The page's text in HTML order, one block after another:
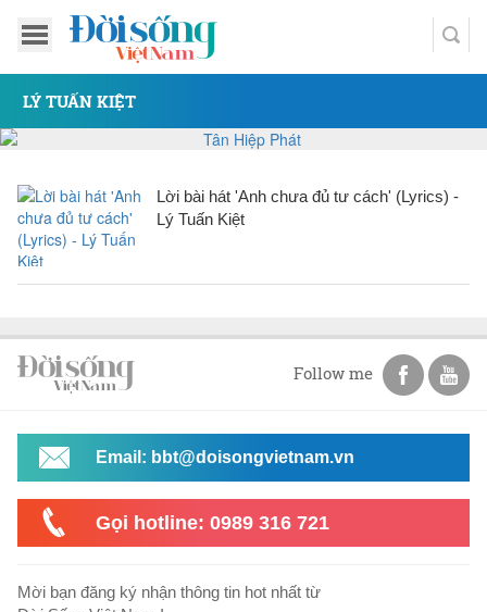
LÝ TUẤN KIỆT
Lời bài hát 'Anh chưa đủ tư cách' (Lyrics) -
Lý Tuấn Kiệt
Follow me
Email: bbt@doisongvietnam.vn
Gọi hotline: 0989 316 721
Mời bạn đăng ký nhận thông tin hot nhất từ